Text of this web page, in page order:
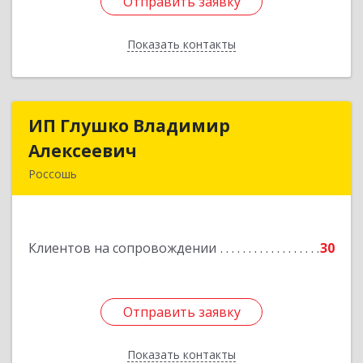
Показать контакты
Назад
ИП Глушко Владимир
Алексеевич
Россошь
Клиентов на сопровождении 30
Отправить заявку
Показать контакты
ИП Глушко Владимир
Подробнее
Отправить заявку
Назад